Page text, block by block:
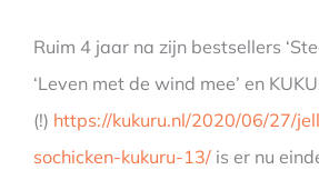
Ruim 4 jaar na zijn bestsellers
‘Leven met de wind mee’ en
(!) https://kukuru.nl/2020/06/27/
sochicken-kukuru-13/ is er nu